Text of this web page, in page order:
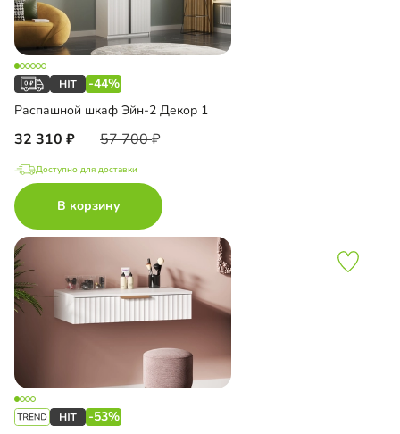
-44%
Распашной шкаф Эйн-2 Декор 1
32 310 57 700
Доступно для доставки
В корзину
-53%